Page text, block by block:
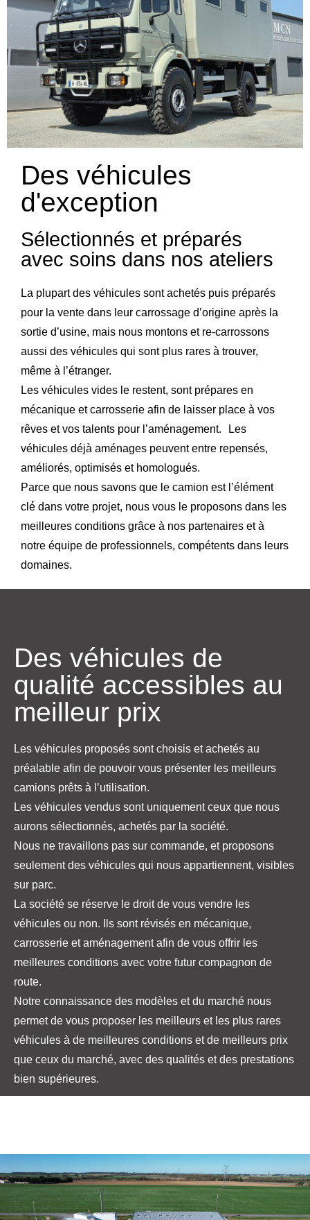
Des véhicules
d'exception
Sélectionnés et préparés
avec soins dans nos ateliers
La plupart des véhicules sont achetés puis préparés
pour la vente dans leur carrossage d’origine après la
sortie d’usine, mais nous montons et re-carrossons
aussi des véhicules qui sont plus rares à trouver,
même à l’étranger.
Les véhicules vides le restent, sont prépares en
mécanique et carrosserie afin de laisser place à vos
rêves et vos talents pour l’aménagement. Les
véhicules déjà aménages peuvent entre repensés,
améliorés, optimisés et homologués.
Parce que nous savons que le camion est l’élément
clé́ dans votre projet, nous vous le proposons dans les
meilleures conditions grâce à nos partenaires et à
notre équipe de professionnels, compétents dans leurs
domaines.
Des véhicules de
qualité accessibles au
meilleur prix
Les véhicules proposés sont choisis et achetés au
préalable afin de pouvoir vous présenter les meilleurs
camions prêts à l’utilisation.
Les véhicules vendus sont uniquement ceux que nous
aurons sélectionnés, achetés par la société.
Nous ne travaillons pas sur commande, et proposons
seulement des véhicules qui nous appartiennent, visibles
sur parc.
La société se réserve le droit de vous vendre les
véhicules ou non. Ils sont révisés en mécanique,
carrosserie et aménagement afin de vous offrir les
meilleures conditions avec votre futur compagnon de
route.
Notre connaissance des modèles et du marché nous
permet de vous proposer les meilleurs et les plus rares
véhicules à de meilleures conditions et de meilleurs prix
que ceux du marché, avec des qualités et des prestations
bien supérieures.